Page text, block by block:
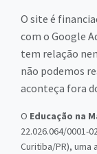
O site é
com o Google
tem relação
não podemos
aconteça fora
O Educação na
22.026.064/0001-
Curitiba/PR),